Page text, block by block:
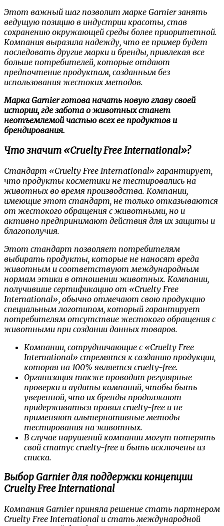
Этот важный шаг позволит марке Garnier занять
ведущую позицию в индустрии красоты, став
сохранению окружающей среды более приоритетной.
Компания выразила надежду, что ее пример будет
последовать другие марки и бренды, привлекая все
больше потребителей, которые отдают
предпочтение продуктам, созданным без
использования жестоких методов.
Марка Garnier готова начать новую главу своей
истории, где забота о животных станет
неотъемлемой частью всех ее продуктов и
брендирования.
Что значит «Cruelty Free International»?
Стандарт «Cruelty Free International» гарантирует,
что продукты косметики не тестировались на
животных во время производства. Компании,
имеющие этот стандарт, не только отказываются
от жестокого обращения с животными, но и
активно предпринимают действия для их защиты и
благополучия.
Этот стандарт позволяет потребителям
выбирать продукты, которые не наносят вреда
животным и соответствуют международным
нормам этики в отношении животных. Компании,
получившие сертификацию от «Cruelty Free
International», обычно отмечают свою продукцию
специальным логотипом, который гарантирует
потребителям отсутствие жестокого обращения с
животными при создании данных товаров.
Компании, сотрудничающие с «Cruelty Free
International» стремятся к созданию продукции,
которая на 100% является cruelty-free.
Организация также проводит регулярные
проверки и аудиты компаний, чтобы быть
уверенной, что их бренды продолжают
придерживаться правил cruelty-free и не
применяют альтернативные методы
тестирования на животных.
В случае нарушений компании могут потерять
свой статус cruelty-free и быть исключены из
списка.
Выбор Garnier для поддержки концепции
Cruelty Free International
Компания Garnier приняла решение стать партнером
Cruelty Free International и стать международной